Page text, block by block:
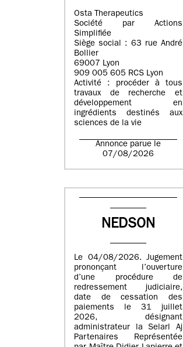
Osta Therapeutics
Société par Actions
Simplifiée
Siège social : 63 rue André
Bollier
69007 Lyon
909 005 605 RCS Lyon
Activité : procéder à tous
travaux de recherche et
développement en
ingrédients destinés aux
sciences de la vie
Annonce parue le
07/08/2026
NEDSON
Le 04/08/2026. Jugement
prononçant l’ouverture
d’une procédure de
redressement judiciaire,
date de cessation des
paiements le 31 juillet
2026, désignant
administrateur la Selarl Aj
Partenaires Représentée